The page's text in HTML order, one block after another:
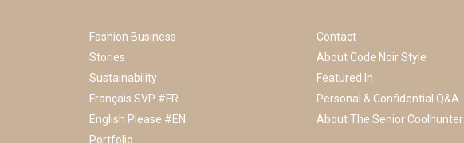
Fashion Business
Stories
Sustainability
Français SVP #FR
English Please #EN
Portfolio
Contact
About Code Noir Style
Featured In
Personal & Confidential Q&A
About The Senior Coolhunter